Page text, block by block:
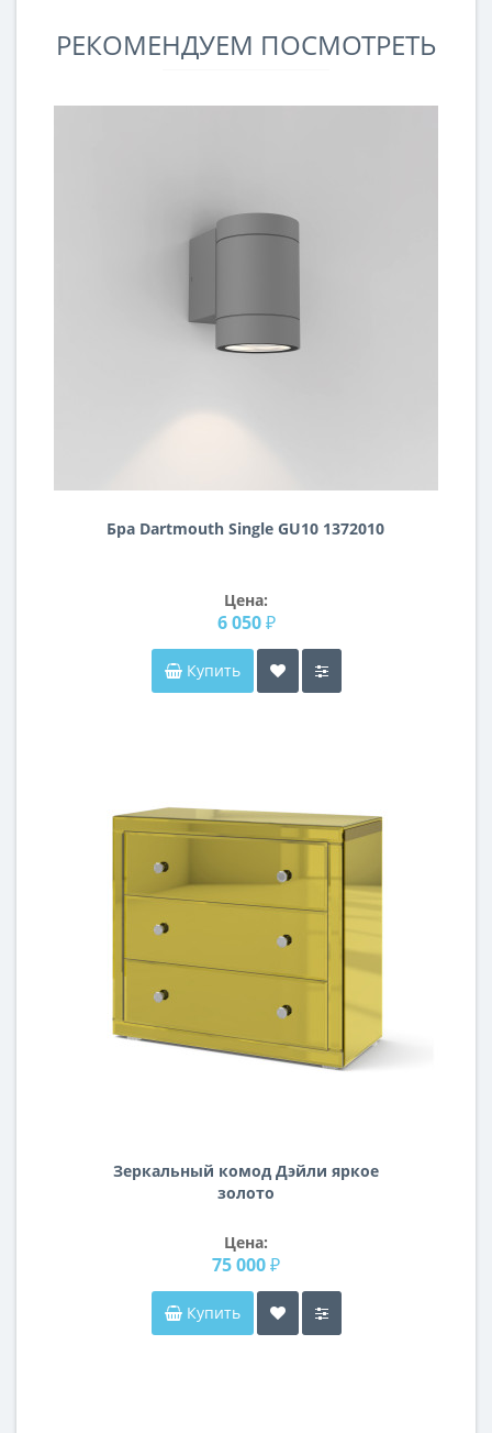
РЕКОМЕНДУЕМ ПОСМОТРЕТЬ
Бра Dartmouth Single GU10 1372010
Цена:
6 050 ₽
Купить
Зеркальный комод Дэйли яркое
золото
Цена:
75 000 ₽
Купить